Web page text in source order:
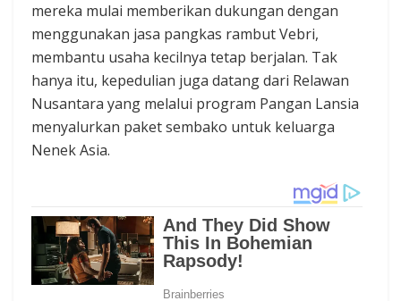
mereka mulai memberikan dukungan dengan
menggunakan jasa pangkas rambut Vebri,
membantu usaha kecilnya tetap berjalan. Tak
hanya itu, kepedulian juga datang dari Relawan
Nusantara yang melalui program Pangan Lansia
menyalurkan paket sembako untuk keluarga
Nenek Asia.